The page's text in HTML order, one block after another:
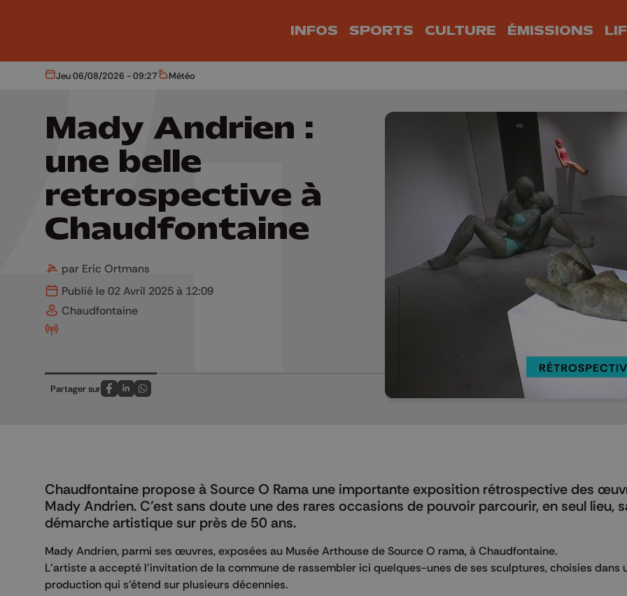
INFOS SPORTS CULTURE ÉMISSIONS
Aujourd'hui
Jeu 06/08/2026 - 09:27 Météo
Météo
Mady Andrien :
une belle
retrospective à
Chaudfontaine
par Eric Ortmans
Publié le 02 Avril 2025 à 12:09
Chaudfontaine
Partager sur
Partagez sur FaceBook
Partagez sur LinkedIn
Partagez sur Whatsapp Mettre en pause
Chaudfontaine propose à Source O Rama une importante exposition rétrospective des
Mady Andrien. C’est sans doute une des rares occasions de pouvoir parcourir, en seul lieu,
démarche artistique sur près de 50 ans.
Mady Andrien, parmi ses œuvres, exposées au Musée Arthouse de Source O rama, à Chaudfontaine.
L’artiste a accepté l’invitation de la commune de rassembler ici quelques-unes de ses sculptures, choisies dans
production qui s’étend sur plusieurs décennies.